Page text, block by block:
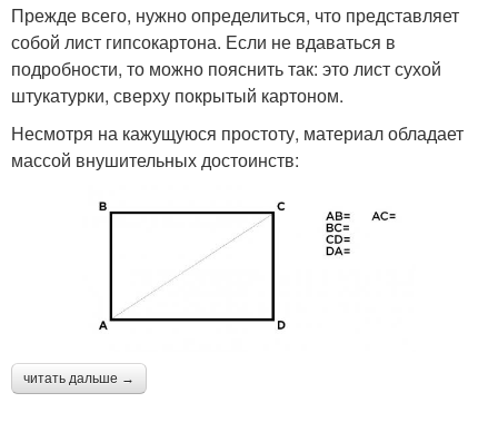
Прежде всего, нужно определиться, что представляет
собой лист гипсокартона. Если не вдаваться в
подробности, то можно пояснить так: это лист сухой
штукатурки, сверху покрытый картоном.
Несмотря на кажущуюся простоту, материал обладает
массой внушительных достоинств:
читать дальше →